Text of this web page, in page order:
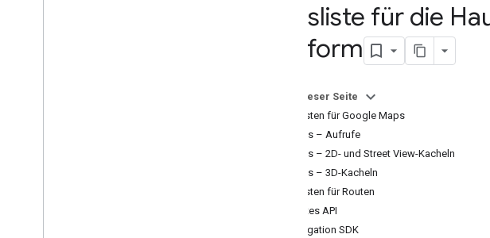
Preisliste für die
Platform
Auf dieser Seite
Preislisten für Google Maps
Maps – Aufrufe
Maps – 2D- und Street View-Kacheln
Maps – 3D-Kacheln
Preislisten für Routen
Routes API
Navigation SDK